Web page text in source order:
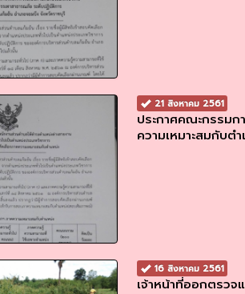
21 สิงหาคม 2561
ประกาศคณะกรรม
ความเหมาะสมกับต
16 สิงหาคม 2561
เจ้าหน้าที่ออกตรวจ